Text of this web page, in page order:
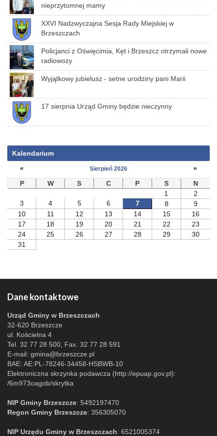
nieprzytomnej mamy
XXVI Nadzwyczajna Sesja Rady Miejskiej w
Brzeszczach
Policjanci z Oświęcimia, Kęt i Brzeszcz otrzymali nowe
radiowozy
Wyjątkowy jubielusz - setne urodziny pani Marii
17 sierpnia Urząd Gminy będzie nieczynny
Kalendarium
«
Sierpień 2026
»
P
W S C P S
N
1
2
3
4 5 6 7 8
9
10
11 12 13 14 15
16
17
18 19 20 21 22
23
24
25 26 27 28 29
30
31
Dane kontaktowe
Urząd Gminy w Brzeszczach
32-620 Brzeszcze
ul. Kościelna 4
Tel. 32 77 28 500, Fax. 32 77 28 591
E-mail: gmina@brzeszcze.pl
BAE: AE:PL-78246-34458-HSBWB-10
Elektroniczna skrzynka podawcza (http://epuap.gov.pl):
/6m973oagob/skrytka
NIP Gminy Brzeszcze: 5492197470
Regon Gminy Brzeszcze: 356305070
NIP Urzędu Gminy w Brzeszczach: 6521005374